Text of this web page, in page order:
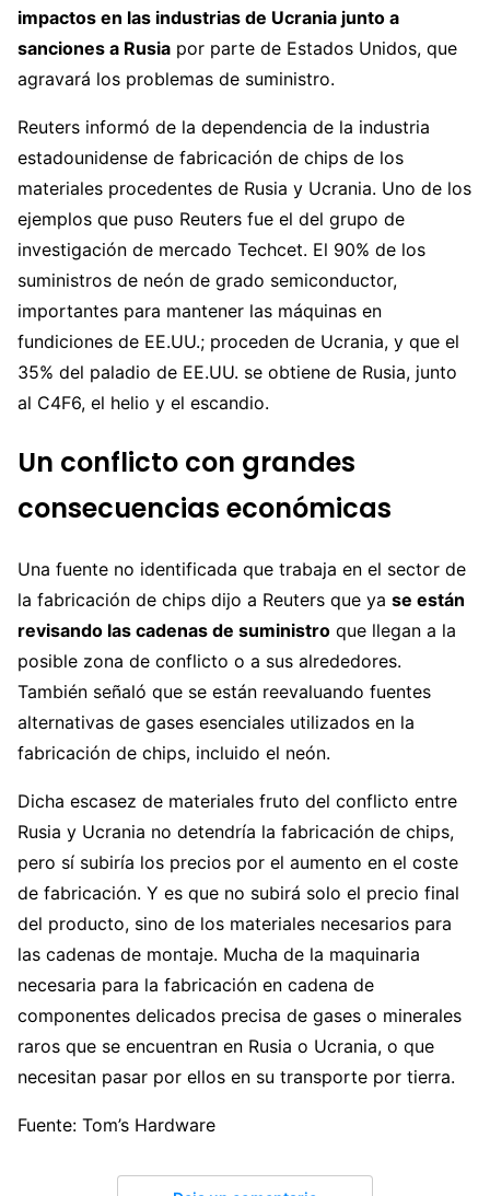
impactos en las industrias de Ucrania junto a
sanciones a Rusia por parte de Estados Unidos, que
agravará los problemas de suministro.
Reuters informó de la dependencia de la industria
estadounidense de fabricación de chips de los
materiales procedentes de Rusia y Ucrania. Uno de los
ejemplos que puso Reuters fue el del grupo de
investigación de mercado Techcet. El 90% de los
suministros de neón de grado semiconductor,
importantes para mantener las máquinas en
fundiciones de EE.UU.; proceden de Ucrania, y que el
35% del paladio de EE.UU. se obtiene de Rusia, junto
al C4F6, el helio y el escandio.
Un conflicto con grandes
consecuencias económicas
Una fuente no identificada que trabaja en el sector de
la fabricación de chips dijo a Reuters que ya se están
revisando las cadenas de suministro que llegan a la
posible zona de conflicto o a sus alrededores.
También señaló que se están reevaluando fuentes
alternativas de gases esenciales utilizados en la
fabricación de chips, incluido el neón.
Dicha escasez de materiales fruto del conflicto entre
Rusia y Ucrania no detendría la fabricación de chips,
pero sí subiría los precios por el aumento en el coste
de fabricación. Y es que no subirá solo el precio final
del producto, sino de los materiales necesarios para
las cadenas de montaje. Mucha de la maquinaria
necesaria para la fabricación en cadena de
componentes delicados precisa de gases o minerales
raros que se encuentran en Rusia o Ucrania, o que
necesitan pasar por ellos en su transporte por tierra.
Fuente: Tom’s Hardware